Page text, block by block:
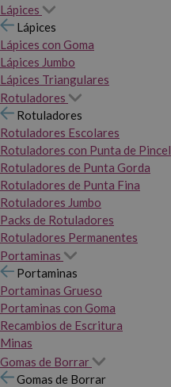
Lápices
Lápices
Lápices con Goma
Lápices Jumbo
Lápices Triangulares
Rotuladores
Rotuladores
Rotuladores Escolares
Rotuladores con Punta de Pincel
Rotuladores de Punta Gorda
Rotuladores de Punta Fina
Rotuladores Jumbo
Packs de Rotuladores
Rotuladores Permanentes
Portaminas
Portaminas
Portaminas Grueso
Portaminas con Goma
Recambios de Escritura
Minas
Gomas de Borrar
Gomas de Borrar